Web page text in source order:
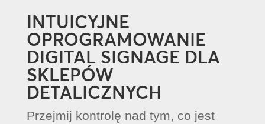
INTUICYJNE
OPROGRAMOWANIE
DIGITAL SIGNAGE DLA
SKLEPÓW
DETALICZNYCH
Przejmij kontrolę nad tym, co jest